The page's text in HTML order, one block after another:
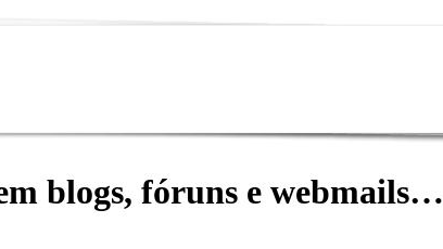
blogs, fóruns e webmails…